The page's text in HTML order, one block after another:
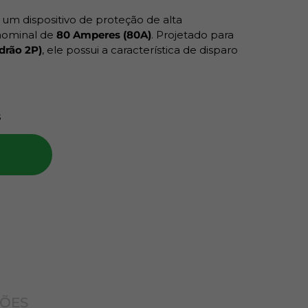
um dispositivo de proteção de alta
de 80 Amperes (80A). Projetado para
2P), ele possui a característica de disparo
de
sua instalação contra
com maior risco de curto.
Características Chave